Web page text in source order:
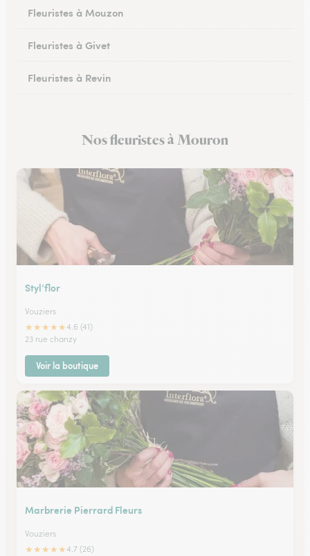
Fleuristes à Mouzon
Fleuristes à Givet
Fleuristes à Revin
Fleuristes à Signy-le-Petit
Nos fleuristes à Mouron
Styl’flor
Vouziers
★★★★★4.6 (41)
23 rue chanzy
Voir la boutique
Marbrerie Pierrard Fleurs
Vouziers
★★★★★4.7 (26)